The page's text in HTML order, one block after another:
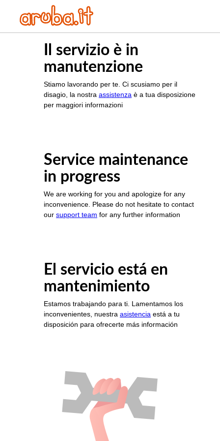
Il servizio è in
manutenzione
Stiamo lavorando per te. Ci scusiamo per il
disagio, la nostra assistenza è a tua disposizione
per maggiori informazioni
Service maintenance
in progress
We are working for you and apologize for any
inconvenience. Please do not hesitate to contact
our support team for any further information
El servicio está en
mantenimiento
Estamos trabajando para ti. Lamentamos los
inconvenientes, nuestra asistencia está a tu
disposición para ofrecerte más información